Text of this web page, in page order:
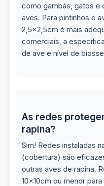
como gambás, gatos e
aves. Para pintinhos e
2,5x2,5cm é mais
comerciais, a
de ave e nível de
As redes
rapina?
Sim! Redes instaladas
(cobertura) são
outras aves de rapina.
10x10cm ou menor